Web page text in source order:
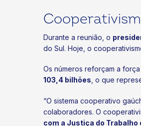
Durante a reunião, o
do Sul. Hoje, o
Os números reforçam a
103,4 bilhões , o que
“O sistema cooperativo
colaboradores. O
com a Justiça do